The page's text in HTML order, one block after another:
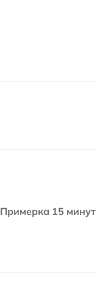
Примерка 15 минут